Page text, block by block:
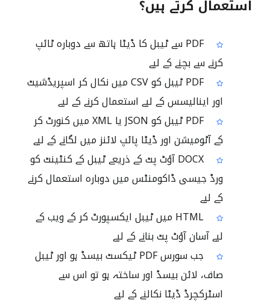
استعمال کرتے ہیں؟
PDF سے ٹیبل کا ڈیٹا ہاتھ سے دوبارہ ٹائپ
کرنے سے بچنے کے لیے
PDF ٹیبل کو CSV میں نکال کر اسپریڈشیٹ
اور اینالیسس کے لیے استعمال کرنے کے لیے
PDF ٹیبل کو JSON یا XML میں کنورٹ کر
کے آٹومیشن اور ڈیٹا پائپ لائنز میں لگانے کے لیے
DOCX آؤٹ پٹ کے ذریعے ٹیبل کے کنٹینٹ کو
ورڈ جیسی ڈاکومنٹس میں دوبارہ استعمال کرنے
کے لیے
HTML میں ٹیبل ایکسپورٹ کر کے ویب کے
لیے آسان آؤٹ پٹ بنانے کے لیے
جب سورس PDF ٹیکسٹ بیسڈ ہو اور ٹیبل
صاف، لائن بیسڈ اور ساختہ ہو تو اس سے
اسٹرکچرڈ ڈیٹا نکالنے کے لیے